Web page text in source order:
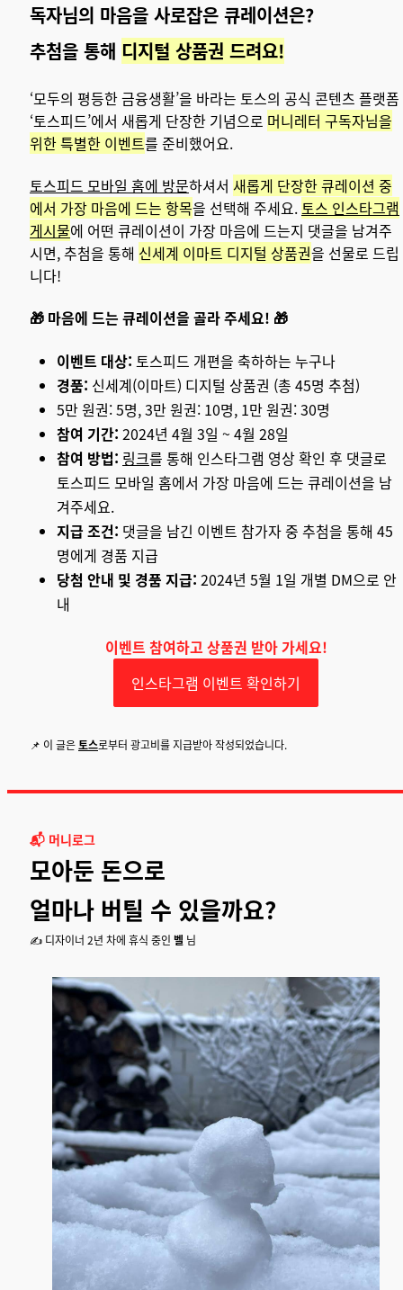
독자님의 마음을 사로잡은 큐레이션은?
추첨을 통해 디지털 상품권 드려요!
‘모두의 평등한 금융생활’을 바라는 토스의 공식 콘텐츠 플랫폼
‘토스피드’에서 새롭게 단장한 기념으로 머니레터 구독자님을
위한 특별한 이벤트를 준비했어요.
토스피드 모바일 홈에 방문하셔서 새롭게 단장한 큐레이션 중
에서 가장 마음에 드는 항목을 선택해 주세요. 토스 인스타그램
게시물에 어떤 큐레이션이 가장 마음에 드는지 댓글을 남겨주
시면,추첨을 통해 신세계 이마트 디지털 상품권을 선물로 드립
니다!
🎁 마음에 드는 큐레이션을 골라 주세요! 🎁
이벤트 대상: 토스피드 개편을 축하하는 누구나
경품: 신세계(이마트) 디지털 상품권 (총 45명 추첨)
5만 원권: 5명, 3만 원권: 10명, 1만 원권: 30명
참여 기간: 2024년 4월 3일 ~ 4월 28일
참여 방법: 링크를 통해 인스타그램 영상 확인 후 댓글로
토스피드 모바일 홈에서 가장 마음에 드는 큐레이션을 남
겨주세요.
지급 조건: 댓글을 남긴 이벤트 참가자 중 추첨을 통해 45
명에게 경품 지급
당첨 안내 및 경품 지급: 2024년 5월 1일 개별 DM으로 안
내
이벤트 참여하고 상품권 받아 가세요!
인스타그램 이벤트 확인하기
📌 이 글은토스로부터 광고비를 지급받아 작성되었습니다.
📬 머니로그
모아둔 돈으로
얼마나 버틸 수 있을까요?
✍️ 디자이너 2년 차에 휴식 중인 벨 님